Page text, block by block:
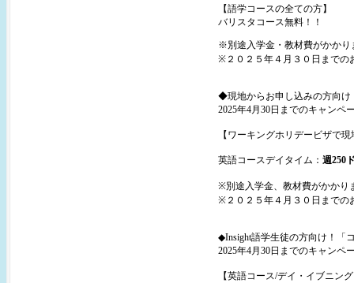
【語学コースの全ての方】
バリスタコース無料！！
※別途入学金・教材費がかかり
※２０２５年４月３０日までの
◆現地からお申し込みの方向
2025年4月30日までのキャンペ
【ワーキングホリデービザで
英語コースデイタイム： 週250
※別途入学金、教材費がかかり
※２０２５年４月３０日までの
◆Insight語学生徒の方向け！
2025年4月30日までのキャンペ
【英語コース/デイ・イブニン